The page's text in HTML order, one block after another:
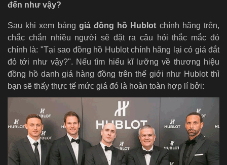
đến như vậy?
Sau khi xem bảng giá đồng hồ Hublot chính hãng trên,
chắc chắn nhiều người sẽ đặt ra câu hỏi thắc mắc đó
chính là: "Tại sao đồng hồ Hublot chính hãng lại có giá đắt
đỏ tới như vậy?". Nếu tìm hiểu kĩ lưỡng về thương hiệu
đồng hồ danh giá hàng đồng trên thế giới như Hublot thì
bạn sẽ thấy thực tế mức giá đó là hoàn toàn hợp lí bởi: